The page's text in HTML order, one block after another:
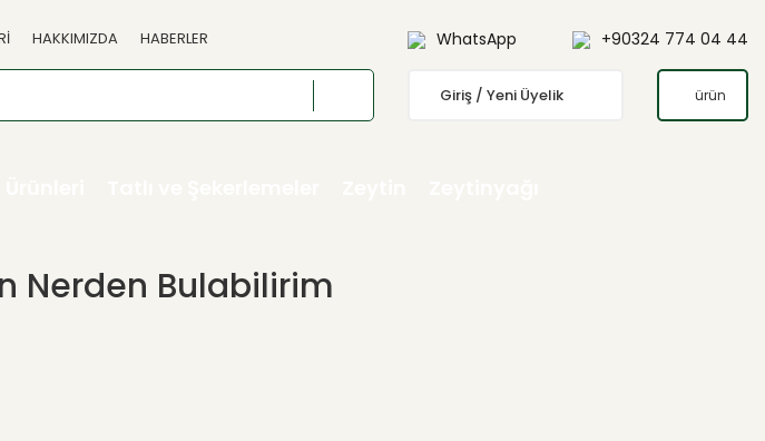
HAKKIMIZDA HABERLER WhatsApp +90324 774 04 44
Giriş / Yeni Üyelik ürün
Nerden Bulabilirim